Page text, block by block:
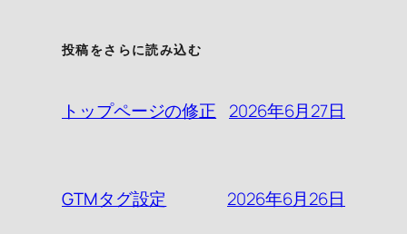
投稿をさらに読み込む
トップページの修正 2026年6月27日
GTMタグ設定 2026年6月26日